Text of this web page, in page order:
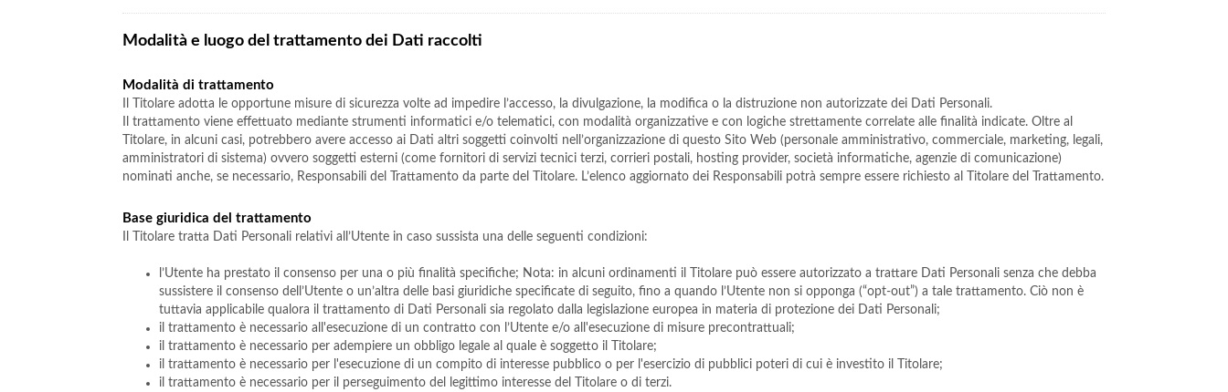
Modalità e luogo del trattamento dei Dati raccolti
Modalità di trattamento
Il Titolare adotta le opportune misure di sicurezza volte ad impedire l’accesso, la divulgazione, la modifica o la distruzione non autorizzate dei Dati Personali.
Il trattamento viene effettuato mediante strumenti informatici e/o telematici, con modalità organizzative e con logiche strettamente correlate alle finalità indicate. Oltre al
Titolare, in alcuni casi, potrebbero avere accesso ai Dati altri soggetti coinvolti nell’organizzazione di questo Sito Web (personale amministrativo, commerciale, marketing, legali,
amministratori di sistema) ovvero soggetti esterni (come fornitori di servizi tecnici terzi, corrieri postali, hosting provider, società informatiche, agenzie di comunicazione)
nominati anche, se necessario, Responsabili del Trattamento da parte del Titolare. L’elenco aggiornato dei Responsabili potrà sempre essere richiesto al Titolare del Trattamento.
Base giuridica del trattamento
Il Titolare tratta Dati Personali relativi all’Utente in caso sussista una delle seguenti condizioni:
l’Utente ha prestato il consenso per una o più finalità specifiche; Nota: in alcuni ordinamenti il Titolare può essere autorizzato a trattare Dati Personali senza che debba
sussistere il consenso dell’Utente o un’altra delle basi giuridiche specificate di seguito, fino a quando l’Utente non si opponga (“opt-out”) a tale trattamento. Ciò non è
tuttavia applicabile qualora il trattamento di Dati Personali sia regolato dalla legislazione europea in materia di protezione dei Dati Personali;
il trattamento è necessario all'esecuzione di un contratto con l’Utente e/o all'esecuzione di misure precontrattuali;
il trattamento è necessario per adempiere un obbligo legale al quale è soggetto il Titolare;
il trattamento è necessario per l'esecuzione di un compito di interesse pubblico o per l'esercizio di pubblici poteri di cui è investito il Titolare;
il trattamento è necessario per il perseguimento del legittimo interesse del Titolare o di terzi.